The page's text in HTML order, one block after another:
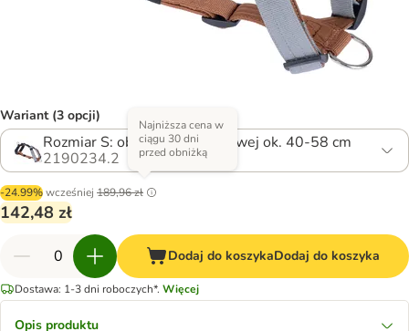
Wariant (3 opcji)
Rozmiar S: obw. klatki piersiowej ok. 40-58 cm
2190234.2
-24.99%wcześniej 189,96 zł
Najniższa cena w
ciągu 30 dni
przed obniżką
142,48 zł
Dodaj do koszykaDodaj do koszyka
Dostawa: 1-3 dni roboczych*. Więcej
Opis produktu